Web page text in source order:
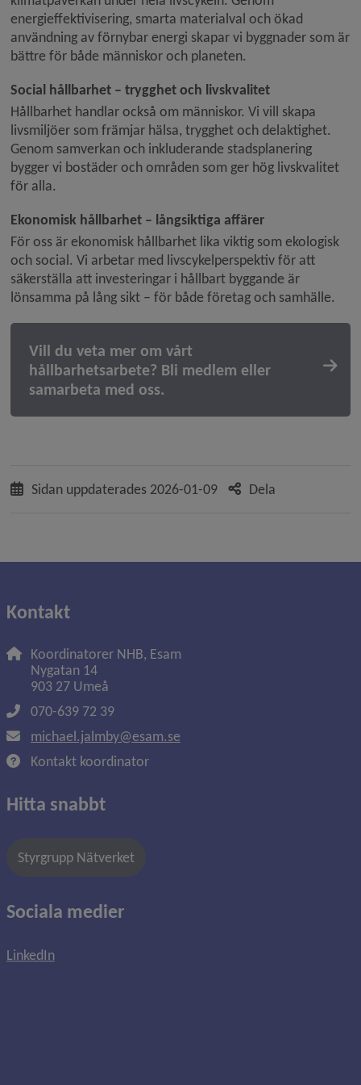
energieffektivisering, smarta materialval och ökad
användning av förnybar energi skapar vi byggnader som är
bättre för både människor och planeten.
Social hållbarhet – trygghet och livskvalitet
Hållbarhet handlar också om människor. Vi vill skapa
livsmiljöer som främjar hälsa, trygghet och delaktighet.
Genom samverkan och inkluderande stadsplanering
bygger vi bostäder och områden som ger hög livskvalitet
för alla.
Ekonomisk hållbarhet – långsiktiga affärer
För oss är ekonomisk hållbarhet lika viktig som ekologisk
och social. Vi arbetar med livscykelperspektiv för att
säkerställa att investeringar i hållbart byggande är
lönsamma på lång sikt – för både företag och samhälle.
Vill du veta mer om vårt
hållbarhetsarbete? Bli medlem eller
samarbeta med oss.
Sidan uppdaterades 2026-01-09 Dela
Kontakt
Koordinatorer NHB, Esam
Nygatan 14
903 27 Umeå
070-639 72 39
michael.jalmby@esam.se
Kontakt koordinator
Hitta snabbt
Styrgrupp Nätverket
Sociala medier
LinkedIn